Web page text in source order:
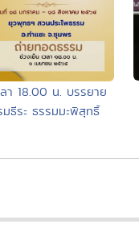
า 18.00 น. บรรยาย
ธีระ ธรรมมะพิสุทธิ์